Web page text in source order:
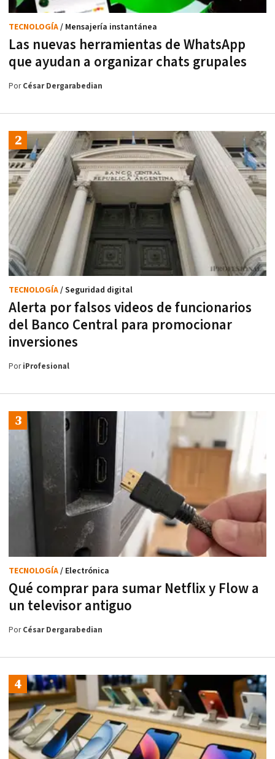
Las nuevas herramientas de WhatsApp
que ayudan a organizar chats grupales
TECNOLOGÍA/ Mensajería instantánea
PorCésar Dergarabedian
Alerta por falsos videos de funcionarios
del Banco Central para promocionar
inversiones
TECNOLOGÍA/ Seguridad digital
PoriProfesional
Qué comprar para sumar Netflix y Flow a
un televisor antiguo
TECNOLOGÍA/ Electrónica
PorCésar Dergarabedian